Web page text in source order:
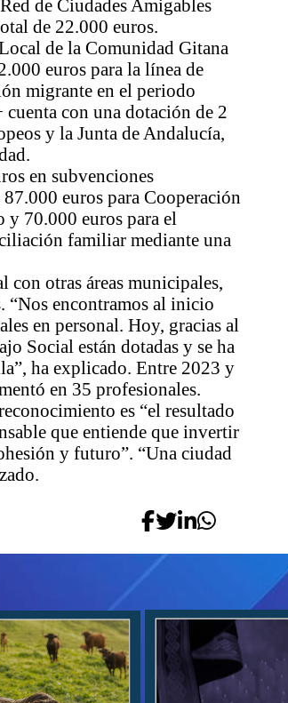
de Ciudades Amigables
de 22.000 euros.
de la Comunidad Gitana
euros para la línea de
migrante en el periodo
con una dotación de 2
y la Junta de Andalucía,
en subvenciones
euros para Cooperación
y 70.000 euros para el
familiar mediante una
con otras áreas municipales,
“Nos encontramos al inicio
en personal. Hoy, gracias al
Social están dotadas y se ha
ha explicado. Entre 2023 y
en 35 profesionales.
es “el resultado
que entiende que invertir
y futuro”. “Una ciudad